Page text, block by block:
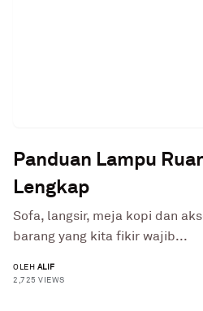
Panduan Lampu
Lengkap
Sofa, langsir, meja kopi dan
barang yang kita fikir wajib...
OLEH ALIF
2,725 VIEWS